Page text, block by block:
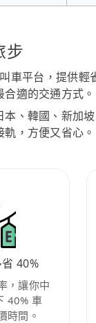
步
車平台，提供輕
適的交通方式。
本、韓國、新加
，方便又省心。
40%
，讓你中
40% 車
時間。